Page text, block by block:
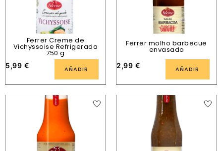
Ferrer Creme de
Vichyssoise Refrigerada
750 g
5,99 € AÑADIR
Ferrer molho barbecue
envasado
2,99 € AÑADIR